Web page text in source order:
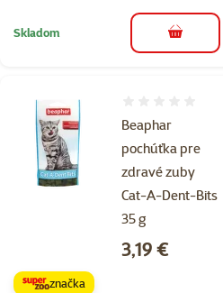
Skladom do košíka
Beaphar
pochúťka pre
zdravé zuby
Cat-A-Dent-Bits
35 g
Cena
3,19 €
značka